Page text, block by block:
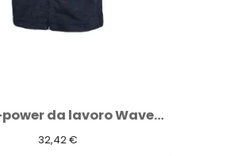
Gilet U-power da lavoro Wave westlake blue...
32,42 €